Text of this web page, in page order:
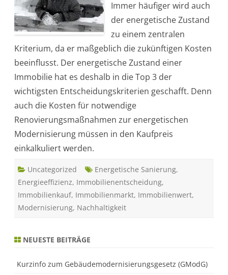
,
E
n
e
r
e
c
e
Z
s
t
a
d
e
e
r
i
o
ä
n
b
Immer häufiger wird auch
der energetische Zustand
zu einem zentralen
Kriterium, da er maßgeblich die zukünftigen Kosten
beeinflusst. Der energetische Zustand einer
Immobilie hat es deshalb in die Top 3 der
wichtigsten Entscheidungskriterien geschafft. Denn
auch die Kosten für notwendige
Renovierungsmaßnahmen zur energetischen
Modernisierung müssen in den Kaufpreis
einkalkuliert werden.
Uncategorized Energetische Sanierung,
Energieeffizienz, Immobilienentscheidung,
Immobilienkauf, Immobilienmarkt, Immobilienwert,
Modernisierung, Nachhaltigkeit
NEUESTE BEITRÄGE
Kurzinfo zum Gebäudemodernisierungsgesetz (GModG)